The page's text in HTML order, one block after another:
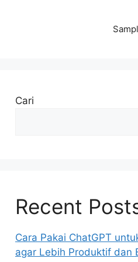
Cari
Recent
Cara Pakai ChatGPT
agar Lebih Produktif dan